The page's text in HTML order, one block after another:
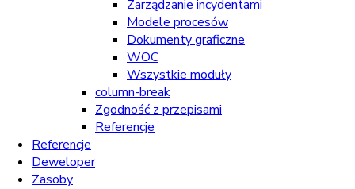
Zarządzanie incydentami
Modele procesów
Dokumenty graficzne
WOC
Wszystkie moduły
column-break
Zgodność z przepisami
Referencje
Referencje
Deweloper
Zasoby